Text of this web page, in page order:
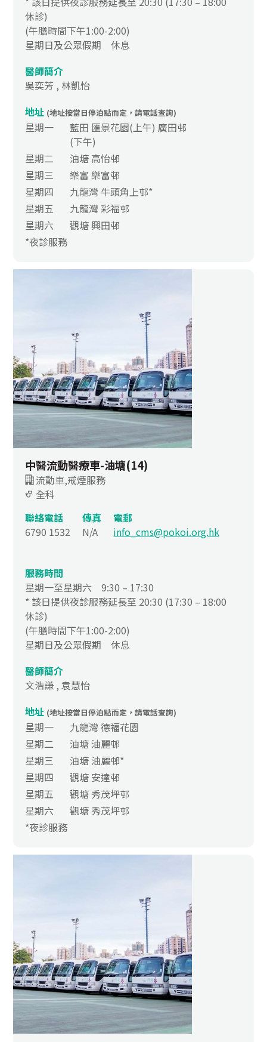
休診)
(午膳時間下午1:00-2:00)
星期日及公眾假期 休息
醫師簡介
吳奕芳 , 林凱怡
地址 (地址按當日停泊點而定，請電話查詢)
星期一
藍田 匯景花園(上午) 廣田邨
(下午)
星期二
油塘 高怡邨
星期三
樂富 樂富邨
星期四
九龍灣 牛頭角上邨*
星期五
九龍灣 彩福邨
星期六
觀塘 興田邨
*夜診服務
中醫流動醫療車-油塘(14)
流動車,戒煙服務
全科
聯絡電話
6790 1532
傳真
N/A
電郵
info_cms@pokoi.org.hk
服務時間
星期一至星期六 9:30 – 17:30
* 該日提供夜診服務延長至 20:30 (17:30 – 18:00
休診)
(午膳時間下午1:00-2:00)
星期日及公眾假期 休息
醫師簡介
文浩謙 , 袁慧怡
地址 (地址按當日停泊點而定，請電話查詢)
星期一
九龍灣 德福花園
星期二
油塘 油麗邨
星期三
油塘 油麗邨*
星期四
觀塘 安達邨
星期五
觀塘 秀茂坪邨
星期六
觀塘 秀茂坪邨
*夜診服務